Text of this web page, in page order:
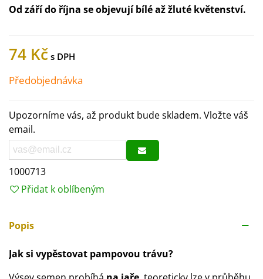
Od září do října se objevují bílé až žluté květenství.
74 Kč
Předobjednávka
Upozorníme vás, až produkt bude skladem. Vložte váš
email.
1000713
Přidat k oblíbeným
Popis
Jak si vypěstovat pampovou trávu?